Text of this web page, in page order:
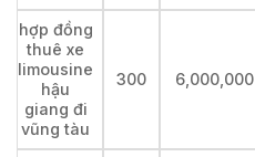
hợp đồng
thuê xe
limousine
hậu
giang đi
vũng tàu
300 6,000,000